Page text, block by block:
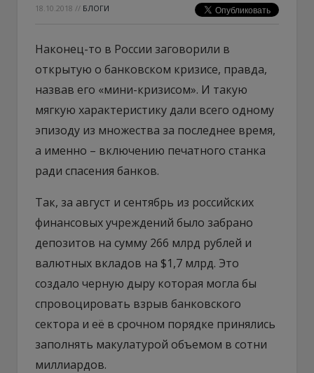
18.10.2018 // БЛОГИ
Наконец-то в России заговорили в
открытую о банковском кризисе, правда,
назвав его «мини-кризисом». И такую
мягкую характеристику дали всего одному
эпизоду из множества за последнее время,
а именно – включению печатного станка
ради спасения банков.
Так, за август и сентябрь из российских
финансовых учреждений было забрано
депозитов на сумму 266 млрд рублей и
валютных вкладов на $1,7 млрд. Это
создало черную дыру которая могла бы
спровоцировать взрыв банковского
сектора и её в срочном порядке принялись
заполнять макулатурой объемом в сотни
миллиардов.